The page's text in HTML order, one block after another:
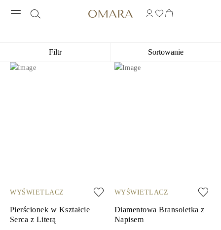
BIŻUTERIA INITIALS S DIAMENTEM
Filtr Sortowanie
WYŚWIETLACZ
Pierścionek w Kształcie
Serca z Literą
WYŚWIETLACZ
Diamentowa Bransoletka z
Napisem